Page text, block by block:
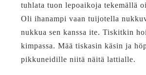
tuhlata tuon lepoaikoja tekemällä
Oli ihanampi vaan tuijotella
nukkua sen kanssa ite. Tiskitkin
kimpassa. Mää tiskasin käsin ja
pikkuneidille niitä näitä lattialle.